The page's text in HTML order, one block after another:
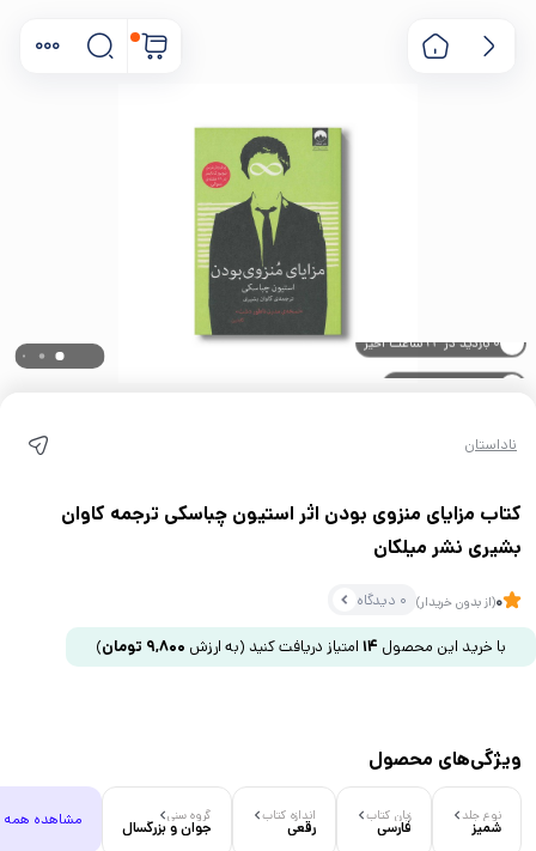
۰ خریدار در ۱ ماه اخیر
ناداستان
کتاب مزایای منزوی بودن اثر استیون چباسکی ترجمه کاوان
بشیری نشر میلکان
0(از بدون خریدار) 0 دیدگاه
با خرید این محصول 14 امتیاز دریافت کنید (به ارزش 9,800 تومان)
ویژگی‌های محصول
نوع جلد
شمیز
زبان کتاب
فارسی
اندازه کتاب
رقعی
گروه سنی
جوان و بزرگسال مشاهده همه